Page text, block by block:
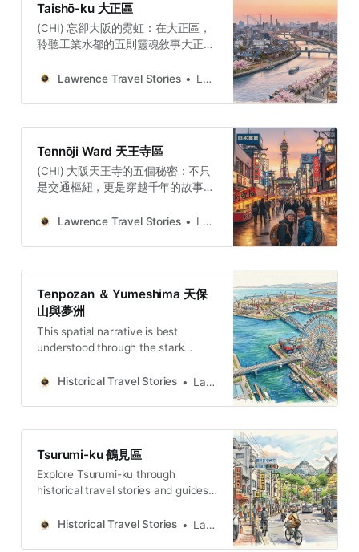
泉，這片土地承載了太多變遷。
Lawrence Travel
StoriesLawrence(ENG) From
Jungles: Suminoe,a Secret History
between human ambition and the
natural world. Its story is told not
just in books, but
Taishō-ku 大正區
(CHI) 忘卻大阪的霓虹：在大正區，
聆聽工業水都的五則靈魂敘事大正區
曾是支撐日本近代化、供應國家經濟
水路隔閡的地理特徵與移民勞工社群
的聚集，又長期被主流城市視為「地
種邊緣狀態，才為其獨特的文化韌性
提供了茁壯的土壤，讓沖繩的歌謠得
以傳唱，讓古老的渡船得以保留。
StoriesLawrence(ENG) Taisho
how a place can be both a core
nurturing the very
Lawrence Travel Stories Lawrence
Tennōji Ward 天王寺區
(CHI) 大阪天王寺的五個秘密：不只
是交通樞紐，更是穿越千年的故事寶
個承載了創世、守護、戰爭與生活的
僅僅是歷史的塵埃，更為活在今日的
我們帶來深刻的反思：古代的治水智
示？傳統的信仰，又如何與時俱進，
在現代社會中找到新的生命力？
Lawrence Travel
StoriesLawrence(ENG) 5 Stories on
OsakaTennoji’s true magic lies in
sanctuary, a
Lawrence Travel Stories Lawrence
Tenpozan ＆ Yumeshima 天保
山與夢洲
This spatial narrative is best
understood through the stark
Yumeshima, the modern artificial
century expansionism.
Historical Travel Stories Lawrence
Tsurumi-ku 鶴見區
Explore Tsurumi-ku through
historical travel stories and guides.
and local legends across regions,
Historical Travel Stories Lawrence